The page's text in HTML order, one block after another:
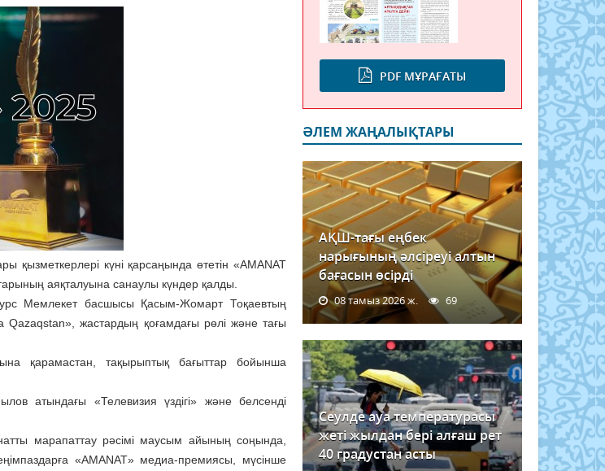
қызметкерлері күні қарсаңында өтетін «AMANAT
аяқталуына санаулы күндер қалды.
Мемлекет басшысы Қасым-Жомарт Тоқаевтың
жастардың қоғамдағы рөлі және тағы
қарамастан, тақырыптық бағыттар бойынша
атындағы «Телевизия үздігі» және белсенді
марапаттау рәсімі маусым айының соңында,
«AMANAT» медиа-премиясы, мүсінше
PDF МҰРАҒАТЫ
ӘЛЕМ ЖАҢАЛЫҚТАРЫ
АҚШ-тағы еңбек
нарығының әлсіреуі алтын
бағасын өсірді
08 тамыз 2026 ж. 69
Сеулде ауа температурасы
жеті жылдан бері алғаш рет
40 градустан асты